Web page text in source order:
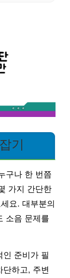
기
구나 한 번쯤
가지 간단한
요. 대부분의
소음 문제를
인 준비가 필
단하고, 주변